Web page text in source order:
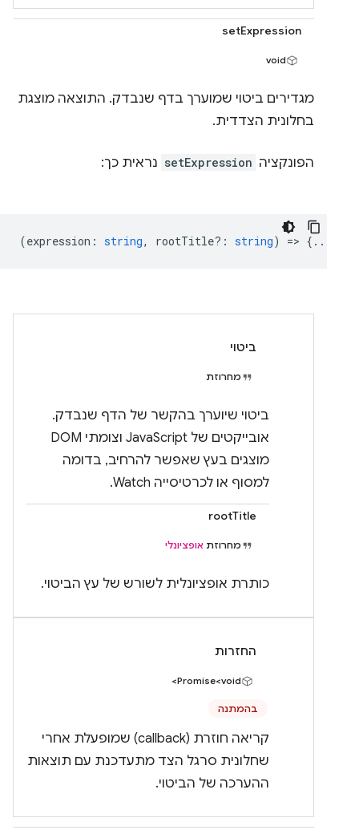
setExpression
void
מגדירים ביטוי שמוערך בדף שנבדק. התוצאה מוצגת
בחלונית הצדדית.
הפונקציה setExpression נראית כך:
(expression : string, rootTitle? : string) => {...}
ביטוי
מחרוזת
ביטוי שיוערך בהקשר של הדף שנבדק.
אובייקטים של JavaScript וצומתי DOM
מוצגים בעץ שאפשר להרחיב, בדומה
למסוף או לכרטיסייה Watch.
rootTitle
מחרוזת אופציונלי
כותרת אופציונלית לשורש של עץ הביטוי.
החזרות
Promise<void>
בהמתנה
קריאה חוזרת (callback) שמופעלת אחרי
שחלונית סרגל הצד מתעדכנת עם תוצאות
ההערכה של הביטוי.